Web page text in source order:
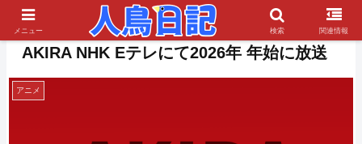
AKIRA NHK Eテレにて2026年 年始に放送
アニメ
メニュー 検索 関連情報